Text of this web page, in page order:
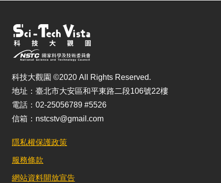
科技大觀園 ©2020 All Rights Reserved.
地址：臺北市大安區和平東路二段106號22樓
電話：02-25056789 #5526
信箱：nstcstv@gmail.com
隱私權保護政策
服務條款
網站資料開放宣告